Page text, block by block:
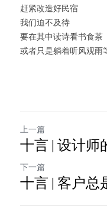
赶紧改造好民宿
我们迫不及待
要在其中读诗看书食茶
或者只是躺着听风观雨
上一篇
十言 | 设计师
下一篇
十言 | 客户总